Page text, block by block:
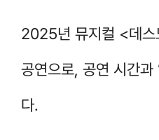
2025년 뮤지컬 <데스
공연으로, 공연 시간과
다.